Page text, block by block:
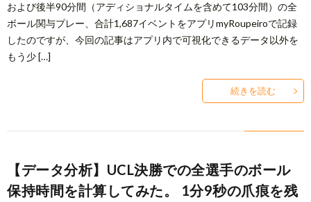
および後半90分間（アディショナルタイムを含めて103分間）の全
ボール関与プレー、合計1,687イベントをアプリmyRoupeiroで記録
したのですが、今回の記事はアプリ内で可視化できるデータ以外を
もう少 […]
続きを読む
【データ分析】UCL決勝での全選手のボール
保持時間を計算してみた。 1分9秒の爪痕を残